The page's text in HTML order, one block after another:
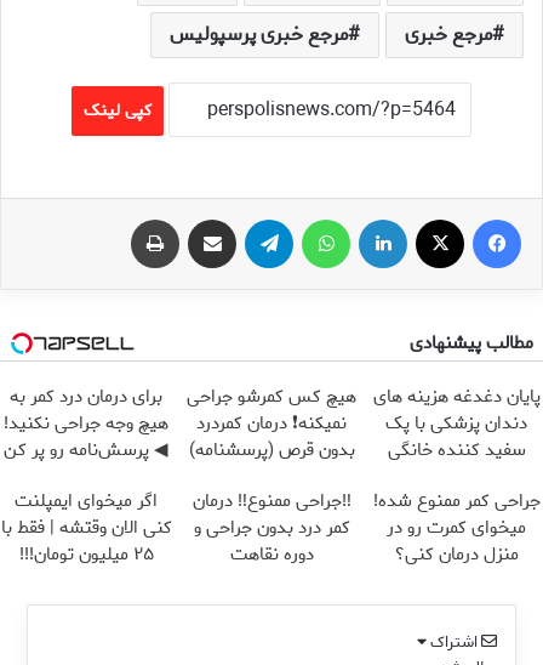
مرجع خبری
مرجع خبری پرسپولیس
کپی لینک
فیس بوک لینکدین تلگرام اشتراک گذاری از طریق ایمیل
مطالب پیشنهادی
پایان دغدغه هزینه های
دندان پزشکی با پک
سفید کننده خانگی
هیچ کس کمرشو جراحی
نمیکنه❗ درمان کمردرد
بدون قرص (پرسشنامه)
برای درمان درد کمر به
هیچ وجه جراحی نکنید!
◀ پرسش‌نامه رو پر کن
جراحی کمر ممنوع شده!
میخوای کمرت رو در
منزل درمان کنی؟
‼️جراحی ممنوع‼️ درمان
کمر درد بدون جراحی و
دوره نقاهت
اگر میخوای ایمپلنت
کنی الان وقتشه | فقط با
۲۵ میلیون تومان!!!
اشتراک